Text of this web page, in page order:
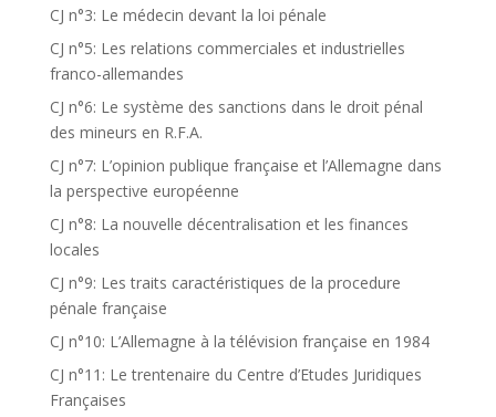
CJ n°3: Le médecin devant la loi pénale
CJ n°5: Les relations commerciales et industrielles
franco-allemandes
CJ n°6: Le système des sanctions dans le droit pénal
des mineurs en R.F.A.
CJ n°7: L’opinion publique française et l’Allemagne dans
la perspective européenne
CJ n°8: La nouvelle décentralisation et les finances
locales
CJ n°9: Les traits caractéristiques de la procedure
pénale française
CJ n°10: L’Allemagne à la télévision française en 1984
CJ n°11: Le trentenaire du Centre d’Etudes Juridiques
Françaises